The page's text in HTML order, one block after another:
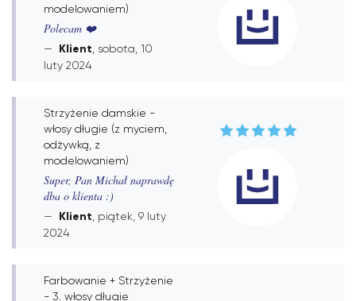
modelowaniem)
Polecam ❤️
Klient , sobota, 10
luty 2024
Strzyżenie damskie -
włosy długie (z myciem,
odżywką, z
modelowaniem)
Super, Pan Michał naprawdę
dba o klienta :)
Klient , piątek, 9 luty
2024
Farbowanie + Strzyżenie
- 3. włosy długie